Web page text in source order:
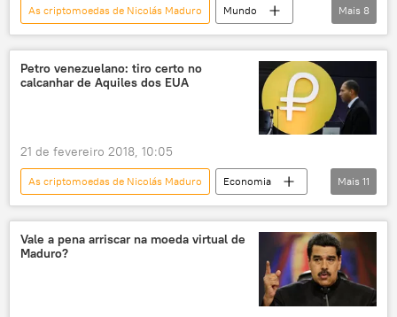
As criptomoedas de Nicolás Maduro
Mundo
Américas
Notícias
Venezuela
petróleo
ouro
criptomoeda
Nicolás Maduro
Mais 8
Petro venezuelano: tiro certo no
calcanhar de Aquiles dos EUA
21 de fevereiro 2018, 10:05
As criptomoedas de Nicolás Maduro
Economia
Notícias
China
Venezuela
Rex Tillerson
BRICS
finanças
criptomoedas
Mais 11
Vale a pena arriscar na moeda virtual de
Maduro?